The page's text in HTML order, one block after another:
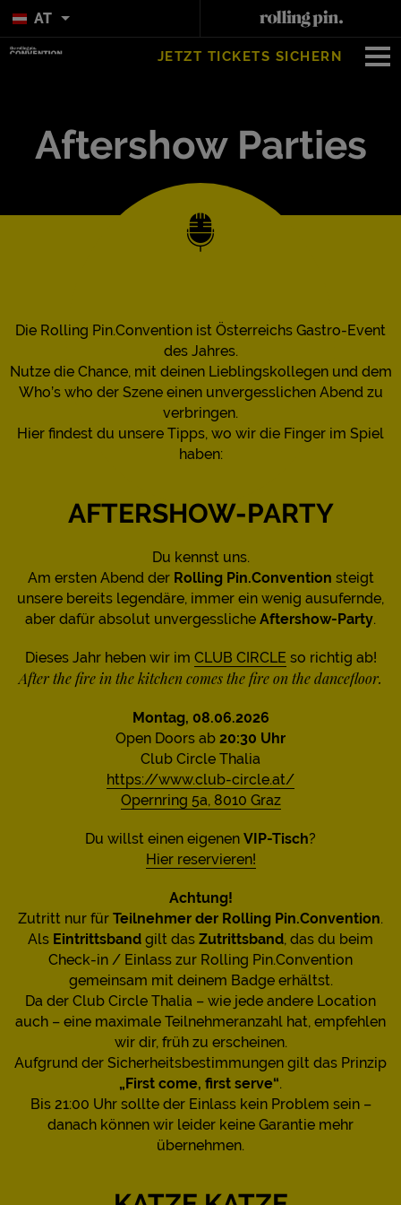
AT
JETZT TICKETS SICHERN
Aftershow Parties
Die Rolling Pin.Convention ist Österreichs Gastro-Event
des Jahres.
Nutze die Chance, mit deinen Lieblingskollegen und dem
Who’s who der Szene einen unvergesslichen Abend zu
verbringen.
Hier findest du unsere Tipps, wo wir die Finger im Spiel
haben:
AFTERSHOW-PARTY
Du kennst uns.
Am ersten Abend der Rolling Pin.Convention steigt
unsere bereits legendäre, immer ein wenig ausufernde,
aber dafür absolut unvergessliche Aftershow-Party.
Dieses Jahr heben wir im CLUB CIRCLE so richtig ab!
After the fire in the kitchen comes the fire on the dancefloor.
Montag, 08.06.2026
Open Doors ab 20:30 Uhr
Club Circle Thalia
https://www.club-circle.at/
Opernring 5a, 8010 Graz
Du willst einen eigenen VIP-Tisch?
Hier reservieren!
Achtung!
Zutritt nur für Teilnehmer der Rolling Pin.Convention.
Als Eintrittsband gilt das Zutrittsband, das du beim
Check-in / Einlass zur Rolling Pin.Convention
gemeinsam mit deinem Badge erhältst.
Da der Club Circle Thalia – wie jede andere Location
auch – eine maximale Teilnehmeranzahl hat, empfehlen
wir dir, früh zu erscheinen.
Aufgrund der Sicherheitsbestimmungen gilt das Prinzip
„First come, first serve“.
Bis 21:00 Uhr sollte der Einlass kein Problem sein –
danach können wir leider keine Garantie mehr
übernehmen.